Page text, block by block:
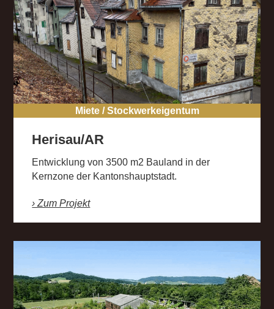
Miete / Stockwerkeigentum
Herisau/AR
Entwicklung von 3500 m2 Bauland in der
Kernzone der Kantonshauptstadt.
› Zum Projekt